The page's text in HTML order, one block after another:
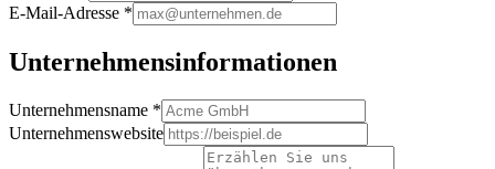
E-Mail-Adresse *
Unternehmensinformationen
Unternehmensname *
Unternehmenswebsite